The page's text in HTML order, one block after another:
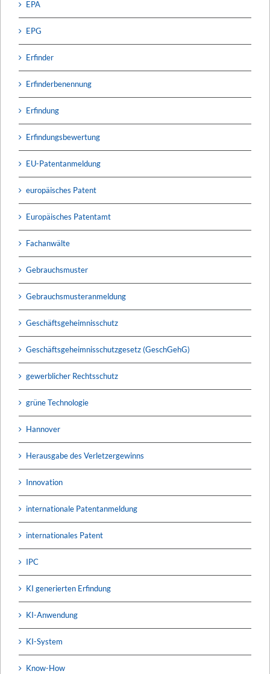
EPA
EPG
Erfinder
Erfinderbenennung
Erfindung
Erfindungsbewertung
EU-Patentanmeldung
europäisches Patent
Europäisches Patentamt
Fachanwälte
Gebrauchsmuster
Gebrauchsmusteranmeldung
Geschäftsgeheimnisschutz
Geschäftsgeheimnisschutzgesetz (GeschGehG)
gewerblicher Rechtsschutz
grüne Technologie
Hannover
Herausgabe des Verletzergewinns
Innovation
internationale Patentanmeldung
internationales Patent
IPC
KI generierten Erfindung
KI-Anwendung
KI-System
Know-How